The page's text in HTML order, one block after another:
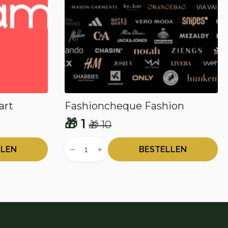
Fashioncheque Fashion
🎁10
Oorspronkelijke
prijs
🎁 1
Huidige
prijs
Fashioncheque
Fashion
BESTELLEN